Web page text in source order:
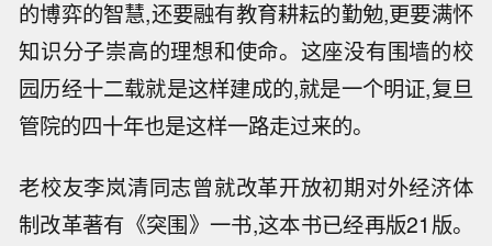
的博弈的智慧,还要融有教育耕耘的勤勉,更要满怀
知识分子崇高的理想和使命。这座没有围墙的校
园历经十二载就是这样建成的,就是一个明证,复旦
管院的四十年也是这样一路走过来的。
老校友李岚清同志曾就改革开放初期对外经济体
制改革著有《突围》一书,这本书已经再版21版。